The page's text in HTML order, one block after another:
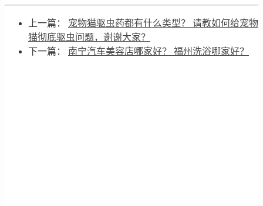
上一篇： 宠物猫驱虫药都有什么类型？ 请教如何给宠物
猫彻底驱虫问题，谢谢大家？
下一篇： 南宁汽车美容店哪家好？ 福州洗浴哪家好？